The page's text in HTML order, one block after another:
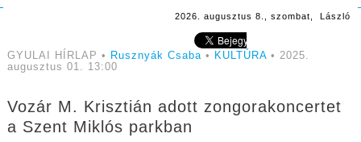
2026. augusztus 8., szombat, László
GYULAI HÍRLAP • Rusznyák Csaba• KULTÚRA• 2025.
augusztus 01. 13:00
Vozár M. Krisztián adott zongorakoncertet
a Szent Miklós parkban